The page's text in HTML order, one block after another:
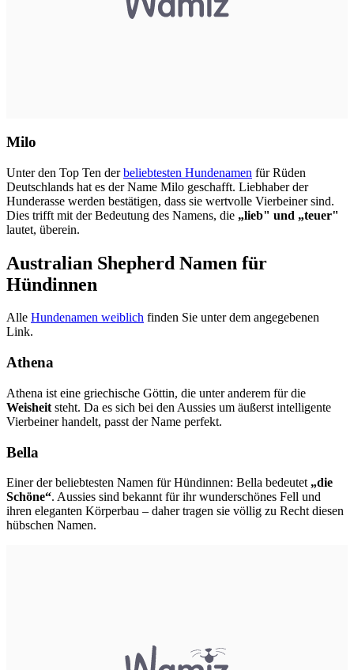
Milo
Unter den Top Ten derbeliebtesten Hundenamen für Rüden
Deutschlands hat es der Name Milo geschafft. Liebhaber der
Hunderasse werden bestätigen, dass sie wertvolle Vierbeiner sind.
Dies trifft mit der Bedeutung des Namens, die „lieb" und „teuer"
lautet, überein.
Australian Shepherd Namen für
Hündinnen
Alle Hundenamen weiblich finden Sie unter dem angegebenen
Link.
Athena
Athena ist eine griechische Göttin, die unter anderem für die
Weisheit steht. Da es sich bei den Aussies um äußerst intelligente
Vierbeiner handelt, passt der Name perfekt.
Bella
Einer der beliebtesten Namen für Hündinnen: Bella bedeutet „die
Schöne“. Aussies sind bekannt für ihr wunderschönes Fell und
ihren eleganten Körperbau – daher tragen sie völlig zu Recht diesen
hübschen Namen.